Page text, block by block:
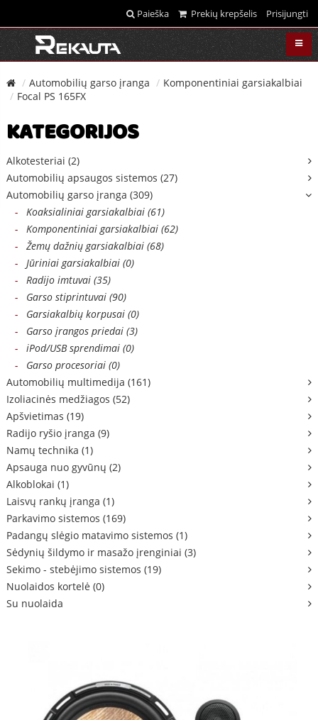
Paieška Prekių krepšelis Prisijungti
Automobilių garso įranga
Komponentiniai garsiakalbiai
Focal PS 165FX
KATEGORIJOS
Alkotesteriai (2)
Automobilių apsaugos sistemos (27)
Automobilių garso įranga (309)
- Koaksialiniai garsiakalbiai (61)
- Komponentiniai garsiakalbiai (62)
- Žemų dažnių garsiakalbiai (68)
- Jūriniai garsiakalbiai (0)
- Radijo imtuvai (35)
- Garso stiprintuvai (90)
- Garsiakalbių korpusai (0)
- Garso įrangos priedai (3)
- iPod/USB sprendimai (0)
- Garso procesoriai (0)
Automobilių multimedija (161)
Izoliacinės medžiagos (52)
Apšvietimas (19)
Radijo ryšio įranga (9)
Namų technika (1)
Apsauga nuo gyvūnų (2)
Alkoblokai (1)
Laisvų rankų įranga (1)
Parkavimo sistemos (169)
Padangų slėgio matavimo sistemos (1)
Sėdynių šildymo ir masažo įrenginiai (3)
Sekimo - stebėjimo sistemos (19)
Nuolaidos kortelė (0)
Su nuolaida